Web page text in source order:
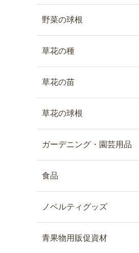
野菜の球根
草花の種
草花の苗
草花の球根
ガーデニング・園芸用品
食品
ノベルティグッズ
青果物用販促資材